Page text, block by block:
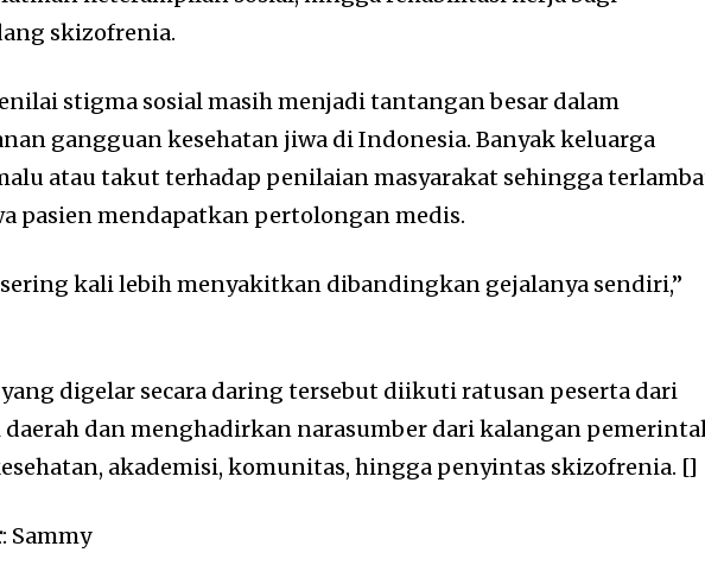
skizofrenia.
stigma sosial masih menjadi tantangan besar dalam
gangguan kesehatan jiwa di Indonesia. Banyak keluarga
atau takut terhadap penilaian masyarakat sehingga
pasien mendapatkan pertolongan medis.
kali lebih menyakitkan dibandingkan gejalanya sendiri,”
digelar secara daring tersebut diikuti ratusan peserta dari
daerah dan menghadirkan narasumber dari kalangan
akademisi, komunitas, hingga penyintas skizofrenia. []
: Sammy